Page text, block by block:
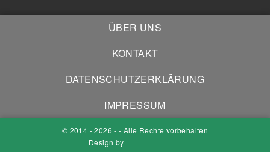
ÜBER UNS
KONTAKT
DATENSCHUTZERKLÄRUNG
IMPRESSUM
© 2014 - 2026 - - Alle Rechte vorbehalten
Design by